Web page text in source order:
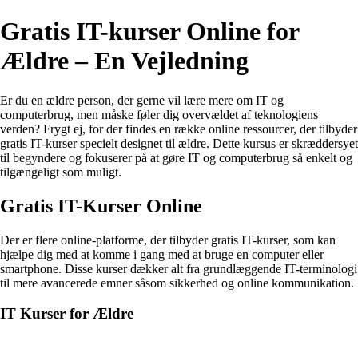
Gratis IT-kurser Online for
Ældre – En Vejledning
Er du en ældre person, der gerne vil lære mere om IT og
computerbrug, men måske føler dig overvældet af teknologiens
verden? Frygt ej, for der findes en række online ressourcer, der tilbyder
gratis IT-kurser specielt designet til ældre. Dette kursus er skræddersyet
til begyndere og fokuserer på at gøre IT og computerbrug så enkelt og
tilgængeligt som muligt.
Gratis IT-Kurser Online
Der er flere online-platforme, der tilbyder gratis IT-kurser, som kan
hjælpe dig med at komme i gang med at bruge en computer eller
smartphone. Disse kurser dækker alt fra grundlæggende IT-terminologi
til mere avancerede emner såsom sikkerhed og online kommunikation.
IT Kurser for Ældre